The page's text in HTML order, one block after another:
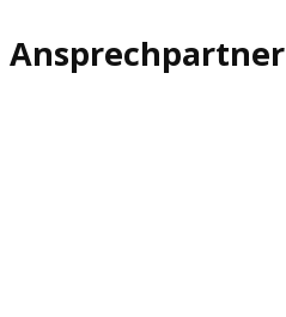
Ansprechpartner